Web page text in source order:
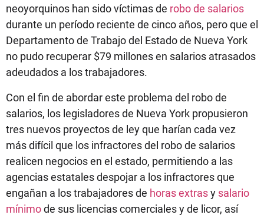
neoyorquinos han sido víctimas de robo de salarios
durante un período reciente de cinco años, pero que el
Departamento de Trabajo del Estado de Nueva York
no pudo recuperar $79 millones en salarios atrasados
adeudados a los trabajadores.
Con el fin de abordar este problema del robo de
salarios, los legisladores de Nueva York propusieron
tres nuevos proyectos de ley que harían cada vez
más difícil que los infractores del robo de salarios
realicen negocios en el estado, permitiendo a las
agencias estatales despojar a los infractores que
engañan a los trabajadores de horas extrasy salario
mínimode sus licencias comerciales y de licor, así